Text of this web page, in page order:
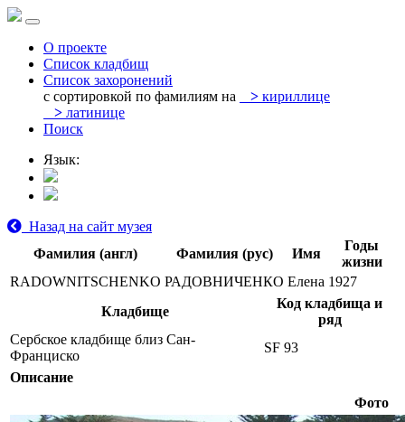
О проекте
Список кладбищ
Список захоронений
с сортировкой по фамилиям на
> кириллице
> латинице
Поиск
Язык:
Назад на сайт музея
Фамилия (англ)
Фамилия (рус) Имя
Годы
жизни
RADOWNITSCHENKO РАДОВНИЧЕНКО Елена 1927
Кладбище
Код кладбища и
ряд
Сербское кладбище близ Сан-
Франциско
SF 93
Описание
Фото